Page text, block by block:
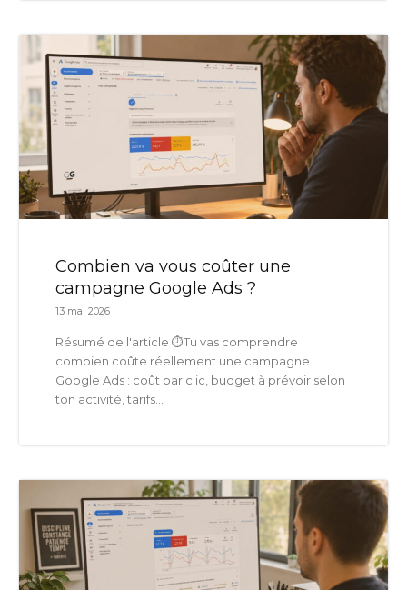
Combien va vous coûter une
campagne Google Ads ?
13 mai 2026
Résumé de l'article ⏱️Tu vas comprendre
combien coûte réellement une campagne
Google Ads : coût par clic, budget à prévoir selon
ton activité, tarifs...